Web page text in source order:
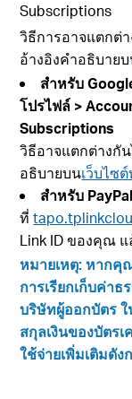
Subscriptions
วิธีการอาจแตกต่
อ้างอิงคำอธิบาย
สำหรับ
โปรไฟล์ >
Subscriptions
วิธีอาจแตกต่างกั
อธิบายบนเว็บไซ
สำหรับ
ที่
Link ID ของคุณ
หมายเหตุ: หากคุ
การเรียกเก็บค่าธ
บริษัทผู้ออกบัตร ใ
สกุลเงินของบัตร
ใช้จ่ายเพิ่มเติมดัง